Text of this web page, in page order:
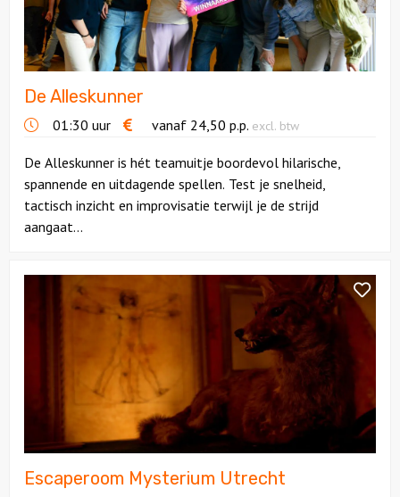
Citygames
Speurtochten
Sportieve activiteiten
Creatieve workshops
Culinaire workshops
Actieve workshops
Ludieke workshops
Muzikale workshops
De Alleskunner
01:30 uur vanaf 24,50 p.p. excl. btw
De Alleskunner is hét teamuitje boordevol hilarische,
spannende en uitdagende spellen. Test je snelheid,
tactisch inzicht en improvisatie terwijl je de strijd
aangaat...
Bekijk
Escaperoom
Escaperoom Mysterium Utrecht